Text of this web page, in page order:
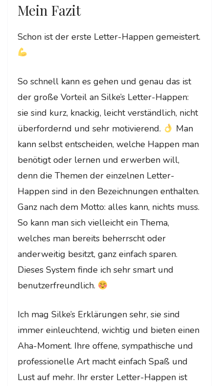
Mein Fazit
Schon ist der erste Letter-Happen gemeistert.
So schnell kann es gehen und genau das ist
der große Vorteil an Silke’s Letter-Happen:
sie sind kurz, knackig, leicht verständlich, nicht
überfordernd und sehr motivierend.
Man
kann selbst entscheiden, welche Happen man
benötigt oder lernen und erwerben will,
denn die Themen der einzelnen Letter-
Happen sind in den Bezeichnungen enthalten.
Ganz nach dem Motto: alles kann, nichts muss.
So kann man sich vielleicht ein Thema,
welches man bereits beherrscht oder
anderweitig besitzt, ganz einfach sparen.
Dieses System finde ich sehr smart und
benutzerfreundlich.
Ich mag Silke’s Erklärungen sehr, sie sind
immer einleuchtend, wichtig und bieten einen
Aha-Moment. Ihre offene, sympathische und
professionelle Art macht einfach Spaß und
Lust auf mehr. Ihr erster Letter-Happen ist